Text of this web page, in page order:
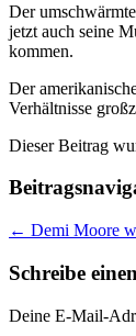
Der
jetzt auch seine
kommen.
Der
Verhältnisse
Dieser Beitrag
← Demi Moore
Schreibe
Deine E-Mail-